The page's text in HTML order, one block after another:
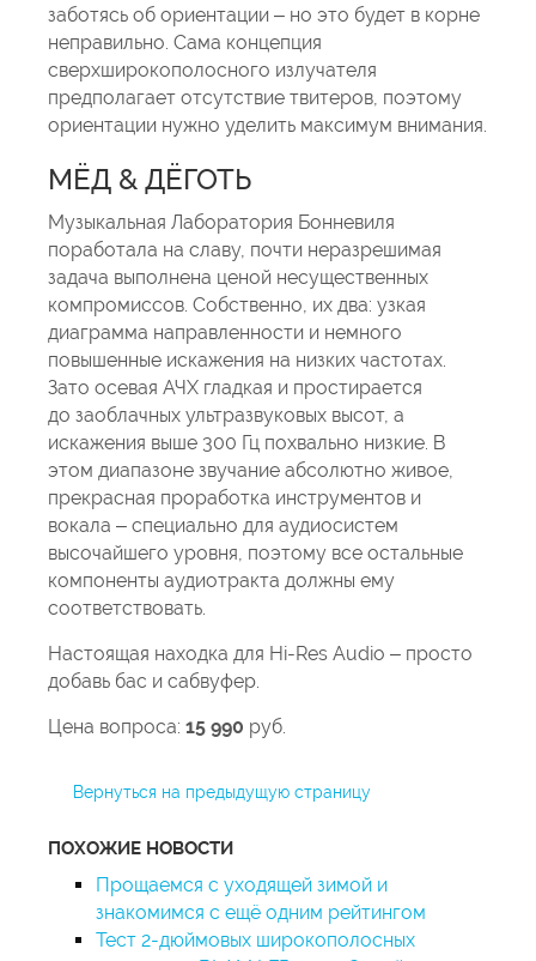
заботясь об ориентации – но это будет в корне
неправильно. Сама концепция
сверхширокополосного излучателя
предполагает отсутствие твитеров, поэтому
ориентации нужно уделить максимум внимания.
МЁД & ДЁГОТЬ
Музыкальная Лаборатория Бонневиля
поработала на славу, почти неразрешимая
задача выполнена ценой несущественных
компромиссов. Собственно, их два: узкая
диаграмма направленности и немного
повышенные искажения на низких частотах.
Зато осевая АЧХ гладкая и простирается
до заоблачных ультразвуковых высот, а
искажения выше 300 Гц похвально низкие. В
этом диапазоне звучание абсолютно живое,
прекрасная проработка инструментов и
вокала – специально для аудиосистем
высочайшего уровня, поэтому все остальные
компоненты аудиотракта должны ему
соответствовать.
Настоящая находка для Hi-Res Audio – просто
добавь бас и сабвуфер.
Цена вопроса: 15 990 руб.
Вернуться на предыдущую страницу
ПОХОЖИЕ НОВОСТИ
Прощаемся с уходящей зимой и
знакомимся с ещё одним рейтингом
Тест 2-дюймовых широкополосных